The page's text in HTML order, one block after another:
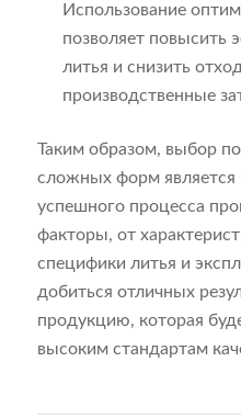
Использование
позволяет повысить
литья и снизить
производственные
Таким образом, выбор
сложных форм является
успешного процесса
факторы, от
специфики литья и
добиться отличных
продукцию, которая
высоким стандартам